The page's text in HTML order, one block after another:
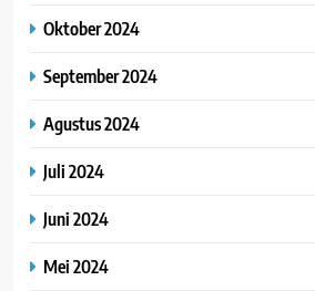
Oktober 2024
September 2024
Agustus 2024
Juli 2024
Juni 2024
Mei 2024